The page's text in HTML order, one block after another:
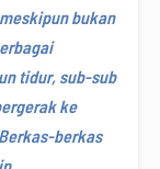
bukan
tidur, sub-sub
ke
berkas